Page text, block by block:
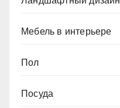
Мебель в интерьере
Пол
Посуда